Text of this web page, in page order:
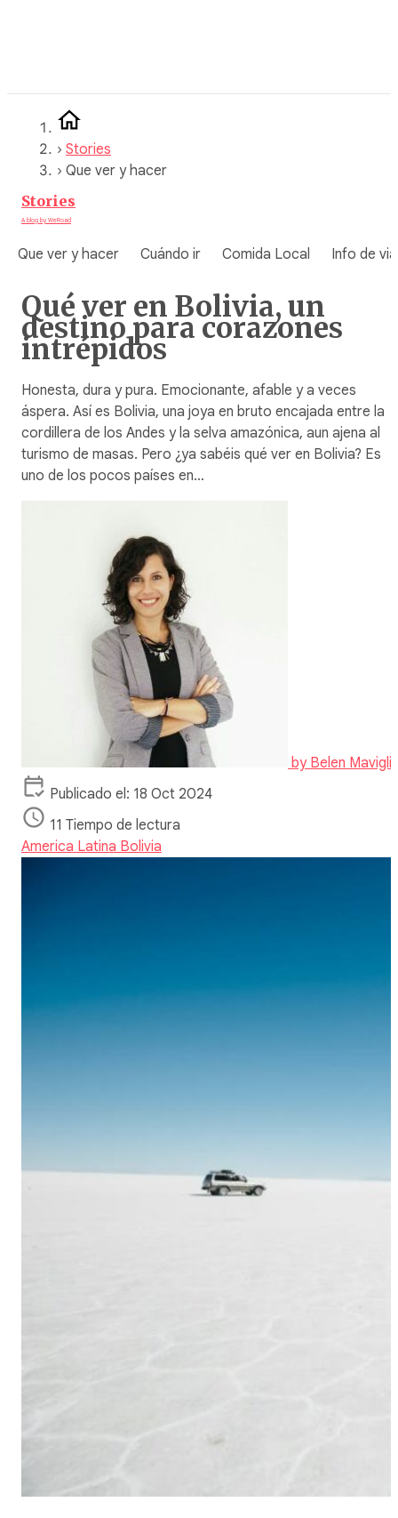
› Stories
› Que ver y hacer
Stories
A blog by WeRoad
Que ver y hacer Cuándo ir Comida Local Info de
Qué ver en Bolivia, un
destino para corazones
intrépidos
Honesta, dura y pura. Emocionante, afable y a veces
áspera. Así es Bolivia, una joya en bruto encajada entre la
cordillera de los Andes y la selva amazónica, aun ajena al
turismo de masas. Pero ¿ya sabéis qué ver en Bolivia? Es
uno de los pocos países en…
by Belen
Publicado el: 18 Oct 2024
11 Tiempo de lectura
America Latina Bolivia